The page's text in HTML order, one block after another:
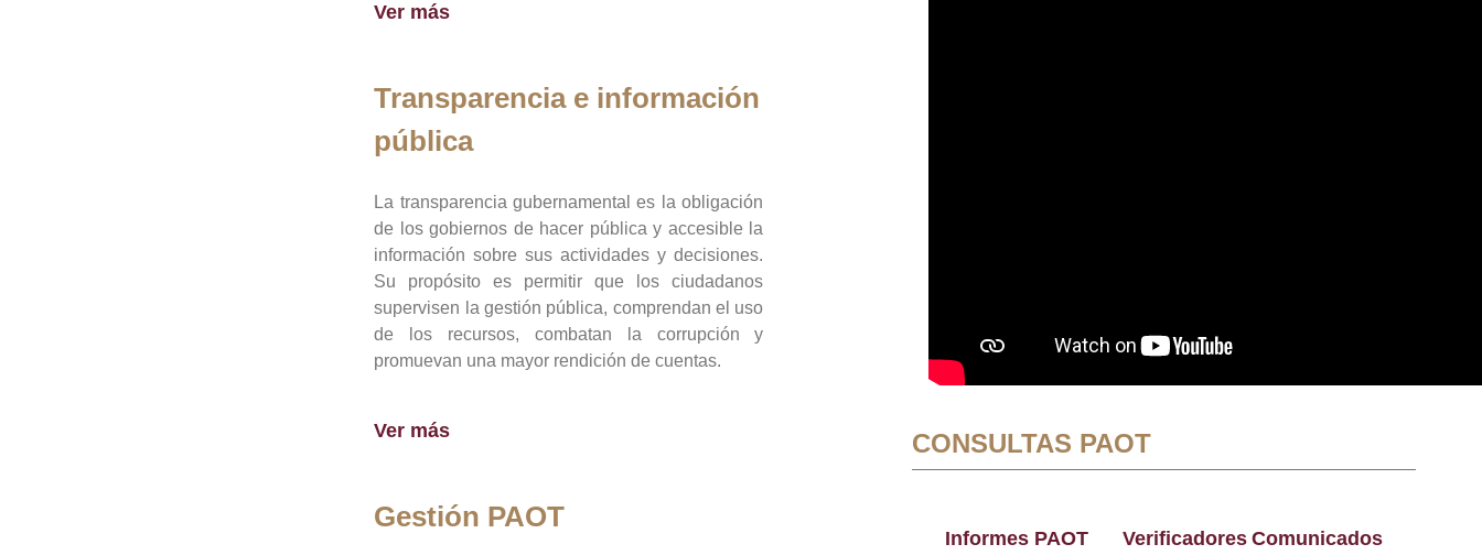
Ver más
Transparencia e información
pública
La transparencia gubernamental es la obligación
de los gobiernos de hacer pública y accesible la
información sobre sus actividades y decisiones.
Su propósito es permitir que los ciudadanos
supervisen la gestión pública, comprendan el uso
de los recursos, combatan la corrupción y
promuevan una mayor rendición de cuentas.
Ver más
Gestión PAOT
CONSULTAS PAOT
Informes PAOT
Verificadores Comunicados